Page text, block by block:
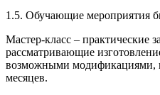
1.5. Обучающие мероприятия
Мастер-класс – практические
рассматривающие
возможными модификациями,
месяцев.